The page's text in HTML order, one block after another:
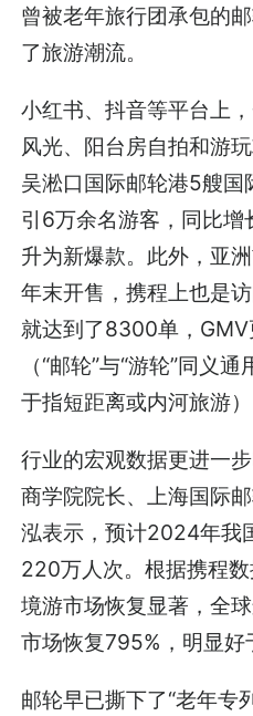
曾被老年旅行团承包的
了旅游潮流。
小红书、抖音等平台上
风光、阳台房自拍和游
吴淞口国际邮轮港5艘
引6万余名游客，同比增
升为新爆款。此外，亚
年末开售，携程上也是
就达到了8300单，GMV
（“邮轮”与“游轮”同义
于指短距离或内河旅游）
行业的宏观数据更进一
商学院院长、上海国际
泓表示，预计2024年我
220万人次。根据携程
境游市场恢复显著，全
市场恢复795%，明显好
邮轮早已撕下了“老年专